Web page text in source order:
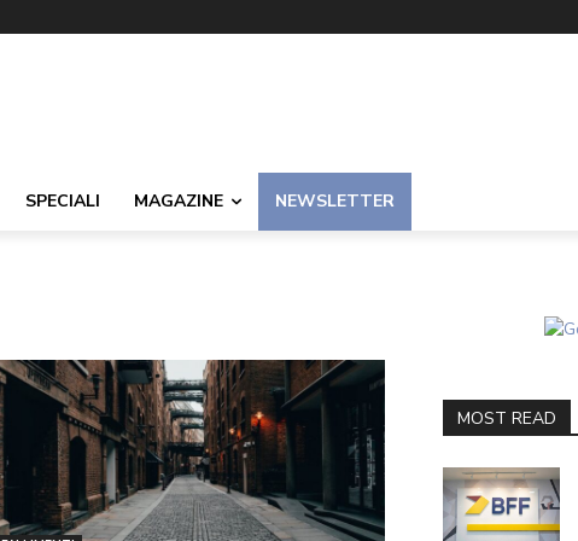
SPECIALI MAGAZINE NEWSLETTER
MOST READ